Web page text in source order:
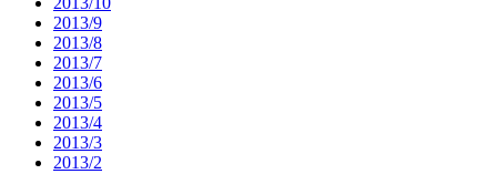
2013/9
2013/8
2013/7
2013/6
2013/5
2013/4
2013/3
2013/2